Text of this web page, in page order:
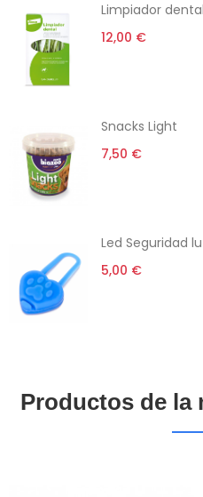
Limpiador
12,00 €
Snacks Light
7,50 €
Led Seguridad
5,00 €
Productos de la